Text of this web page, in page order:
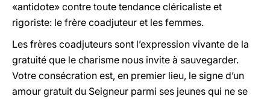
«antidote» contre toute tendance cléricaliste et
rigoriste: le frère coadjuteur et les femmes.
Les frères coadjuteurs sont l’expression vivante de la
gratuité que le charisme nous invite à sauvegarder.
Votre consécration est, en premier lieu, le signe d’un
amour gratuit du Seigneur parmi ses jeunes qui ne se